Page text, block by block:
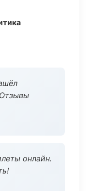
онлайн.